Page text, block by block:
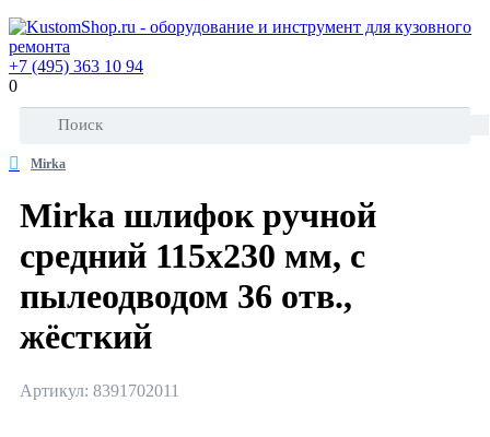
+7 (495) 363 10 94
0
Mirka
Mirka шлифок ручной
средний 115х230 мм, с
пылеодводом 36 отв.,
жёсткий
Артикул: 8391702011